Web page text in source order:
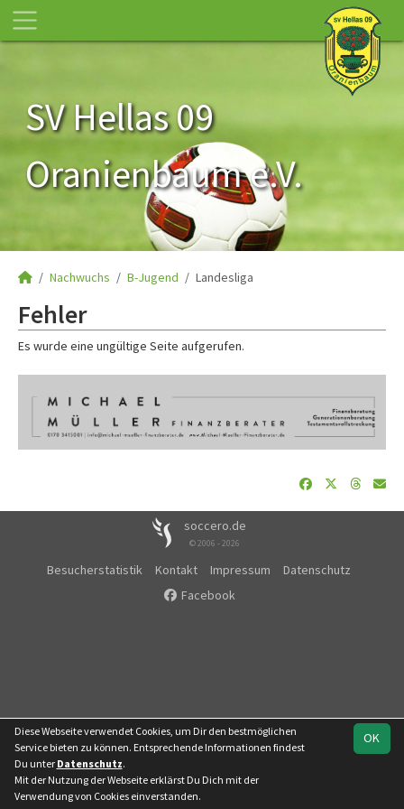
SV Hellas 09
Oranienbaum e.V.
Nachwuchs B-Jugend Landesliga
Team
Fehler
Es wurde eine ungültige Seite aufgerufen.
soccero.de
© 2006 - 2026
Besucherstatistik Kontakt Impressum
Datenschutz
Facebook
OK
Diese Webseite verwendet Cookies, um Dir den bestmöglichen
Service bieten zu können. Entsprechende Informationen findest
Du unter Datenschutz.
Mit der Nutzung der Webseite erklärst Du Dich mit der
Verwendung von Cookies einverstanden.